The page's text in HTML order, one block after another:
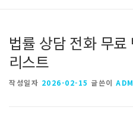
법률 상담 전화 무
리스트
작성일자 2026-02-15 글쓴이